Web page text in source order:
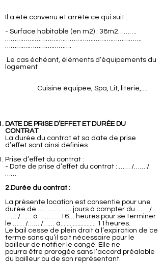
Il a été convenu et arrêté ce qui suit :
- Surface habitable (en m2) : 38m2……….
…………….…………….…………….……….…………….
……….…………….……….
Le cas échéant, éléments d’équipements du
logement
Cuisine équipée, Spa, Lit, literie,....
DATE DE PRISE D’EFFET ET DURÉE DU
CONTRAT
La durée du contrat et sa date de prise
d’effet sont ainsi définies :
Prise d’effet du contrat :
- Date de prise d’effet du contrat : …… /…… /
……
2.Durée du contrat :
La présente location est consentie pour une
durée de ……………… jours à compter du …… /
…… /…… à …… : …16… heures pour se terminer
le …… /…… /…… à....................... 11heures.
Le bail cesse de plein droit à l’expiration de ce
terme sans qu’il soit nécessaire pour le
bailleur de notifier le congé. Elle ne
pourra être prorogée sans l’accord préalable
du bailleur ou de son représentant.